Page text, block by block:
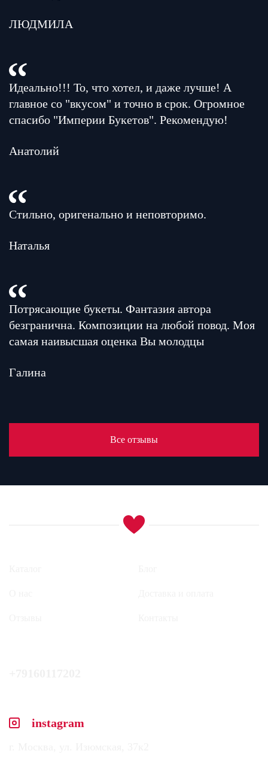
ЛЮДМИЛА
Идеально!!! То, что хотел, и даже лучше! А
главное со "вкусом" и точно в срок. Огромное
спасибо "Империи Букетов". Рекомендую!
Анатолий
Стильно, оригенально и неповторимо.
Наталья
Потрясающие букеты. Фантазия автора
безгранична. Композиции на любой повод. Моя
самая наивысшая оценка Вы молодцы
Галина
Все отзывы
instagram